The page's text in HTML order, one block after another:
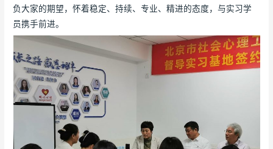
负大家的期望，怀着稳定、持续、专业、精进的态度，与实习学
员携手前进。